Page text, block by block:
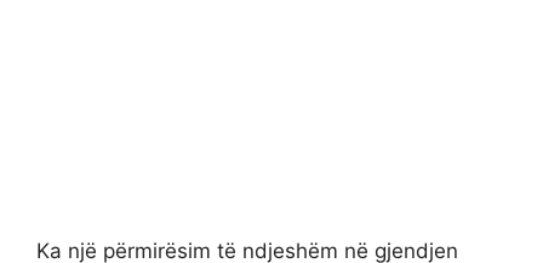
Ka një përmirësim të ndjeshëm në gjendjen